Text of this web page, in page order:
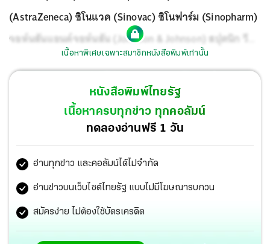
(AstraZeneca) ซิโนแวค (Sinovac) ซิโนฟาร์ม (Sinopharm)
จอห์นสันแอนด์จอห์นสัน (Johnson & Johnson) สปุตนิก วี
(SputnikV) ชื่อวัคซีนป้องกันโรคโควิด-19 ที่ประเทศ
มหาอำนาจระดับต้นของโลกกำลังเร่งวิจัยและผลิต และ
แน่นอนคงไม่มีใครปฏิเสธว่า ช่วงเวลานี้วัคซีนโควิด-19 คือ
สุดยอดปรารถนาของมวลมนุษยชาติเพราะยอดรวมผู้ติดเชื้อ
ทั่วโลก ณ วันที่ 31 ม.ค.2564 มีจำนวน 103.13 ล้านคน เสีย
ชีวิต 2.2 ล้านคน จึงเป็นเหตุให้ทุกประเทศเร่งหาวัคซีนมาฉีด
เพื่อป้องกันโรค โดยสหรัฐอเมริกา ฉีดไปแล้ว 27.3 ล้านโดส
คิดเป็น 8.31% ของประชากร จีนฉีดแล้ว 23 ล้านโดส คิดเป็น
1.64% ของประชากร สหภาพยุโรป (อียู) ฉีดไปแล้ว 10.91
เนื้อหาพิเศษเฉพาะสมาชิกหนังสือพิมพ์เท่านั้น
หนังสือพิมพ์ไทยรัฐ
เนื้อหาครบทุกข่าว ทุกคอลัมน์
ทดลองอ่านฟรี 1 วัน
อ่านทุกข่าว และคอลัมน์ได้ไม่จำกัด
อ่านข่าวบนเว็บไซต์ไทยรัฐ แบบไม่มีโฆษณารบกวน
สมัครง่าย ไม่ต้องใช้บัตรเครดิต